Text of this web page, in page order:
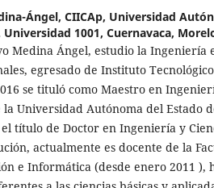
Ángel, CIICAp, Universidad
1001, Cuernavaca,
Medina Ángel, estudio la Ingeniería
egresado de Instituto
se tituló como Maestro en
la Universidad Autónoma del Estado
título de Doctor en Ingeniería y
actualmente es docente de la
e Informática (desde enero 2011 ),